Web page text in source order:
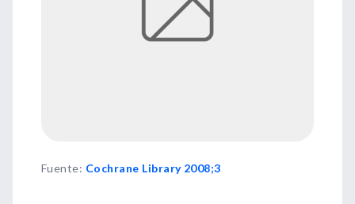
Fuente: Cochrane Library 2008;3